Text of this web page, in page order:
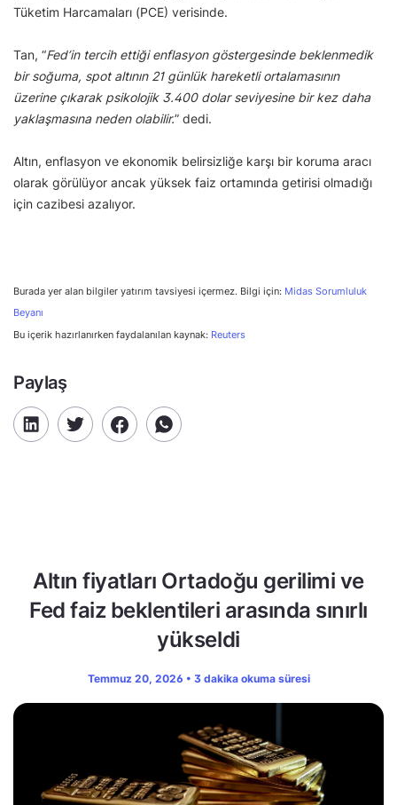
Tüketim Harcamaları (PCE) verisinde.
Tan, “Fed’in tercih ettiği enflasyon göstergesinde beklenmedik
bir soğuma, spot altının 21 günlük hareketli ortalamasının
üzerine çıkarak psikolojik 3.400 dolar seviyesine bir kez daha
yaklaşmasına neden olabilir.” dedi.
Altın, enflasyon ve ekonomik belirsizliğe karşı bir koruma aracı
olarak görülüyor ancak yüksek faiz ortamında getirisi olmadığı
için cazibesi azalıyor.
Burada yer alan bilgiler yatırım tavsiyesi içermez. Bilgi için: Midas Sorumluluk
Beyanı
Bu içerik hazırlanırken faydalanılan kaynak: Reuters
Paylaş
Altın fiyatları Ortadoğu gerilimi ve
Fed faiz beklentileri arasında sınırlı
yükseldi
Temmuz 20, 2026 • 3 dakika okuma süresi